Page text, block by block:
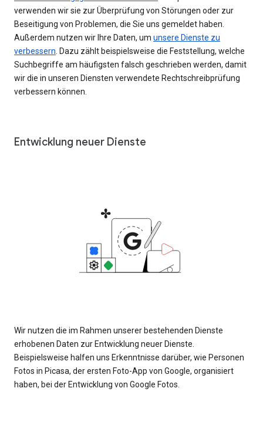
verwenden wir sie zur Überprüfung von Störungen oder zur
Beseitigung von Problemen, die Sie uns gemeldet haben.
Außerdem nutzen wir Ihre Daten, um unsere Dienste zu
verbessern . Dazu zählt beispielsweise die Feststellung, welche
Suchbegriffe am häufigsten falsch geschrieben werden, damit
wir die in unseren Diensten verwendete Rechtschreibprüfung
verbessern können.
Entwicklung neuer Dienste
Wir nutzen die im Rahmen unserer bestehenden Dienste
erhobenen Daten zur Entwicklung neuer Dienste.
Beispielsweise halfen uns Erkenntnisse darüber, wie Personen
Fotos in Picasa, der ersten Foto-App von Google, organisiert
haben, bei der Entwicklung von Google Fotos.